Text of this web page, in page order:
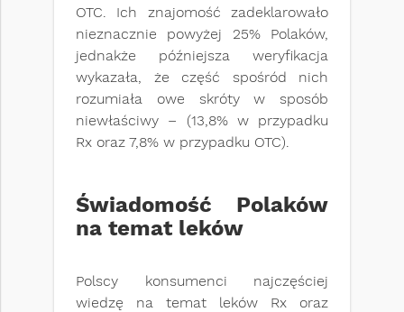
OTC. Ich znajomość zadeklarowało
nieznacznie powyżej 25% Polaków,
jednakże późniejsza weryfikacja
wykazała, że część spośród nich
rozumiała owe skróty w sposób
niewłaściwy – (13,8% w przypadku
Rx oraz 7,8% w przypadku OTC).
Świadomość Polaków
na temat leków
Polscy konsumenci najczęściej
wiedzę na temat leków Rx oraz